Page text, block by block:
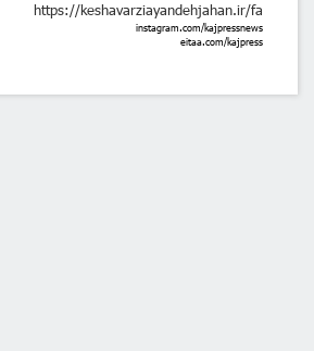
https://keshavarziayandehjahan.ir/fa
instagram.com/kajpressnews
eitaa.com/kajpress